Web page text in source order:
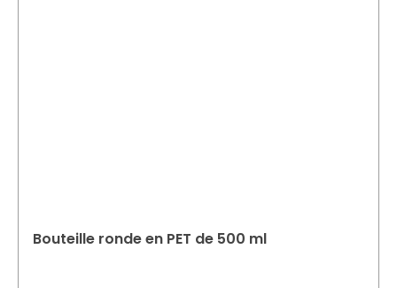
Bouteille ronde en PET de 500 ml